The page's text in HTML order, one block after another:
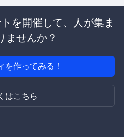
を開催して、人が集ま
ませんか？
を作ってみる！
はこちら